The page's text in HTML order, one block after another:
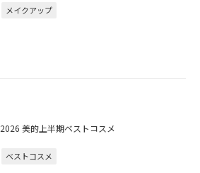
メイクアップ
2026 美的上半期ベストコスメ
ベストコスメ